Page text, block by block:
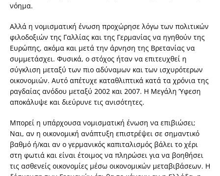
νόημα.
Αλλά η νομισματική ένωση προχώρησε λόγω των πολιτικών
φιλοδοξιών της Γαλλίας και της Γερμανίας να ηγηθούν της
Ευρώπης, ακόμα και μετά την άρνηση της Βρετανίας να
συμμετάσχει. Φυσικά, ο στόχος ήταν να επιτευχθεί η
σύγκλιση μεταξύ των πιο αδύναμων και των ισχυρότερων
οικονομιών. Αυτό απέτυχε καταθλιπτικά κατά τα χρόνια της
ραγδαίας ανόδου μεταξύ 2002 και 2007. Η Μεγάλη Ύφεση
αποκάλυψε και διεύρυνε τις ανισότητες.
Μπορεί η υπάρχουσα νομισματική ένωση να επιβιώσει;
Ναι, αν η οικονομική ανάπτυξη επιστρέψει σε σημαντικό
βαθμό ή/και αν ο γερμανικός καπιταλισμός βάλει το χέρι
στη φωτιά και είναι έτοιμος να πληρώσει για να βοηθήσει
τις ασθενείς οικονομίες μέσω οικονομικών μεταβιβάσεων. Η